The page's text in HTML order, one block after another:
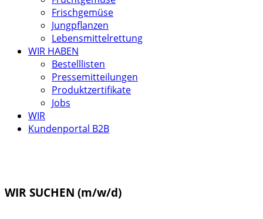
Frischgemüse
Jungpflanzen
Lebensmittelrettung
WIR HABEN
Bestelllisten
Pressemitteilungen
Produktzertifikate
Jobs
WIR
Kundenportal B2B
WIR SUCHEN (m/w/d)